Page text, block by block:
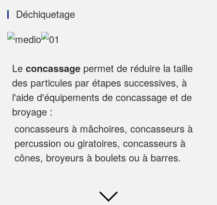
Déchiquetage
Le concassage permet de réduire la taille
des particules par étapes successives, à
l'aide d'équipements de concassage et de
broyage :
concasseurs à mâchoires, concasseurs à
percussion ou giratoires, concasseurs à
cônes, broyeurs à boulets ou à barres.